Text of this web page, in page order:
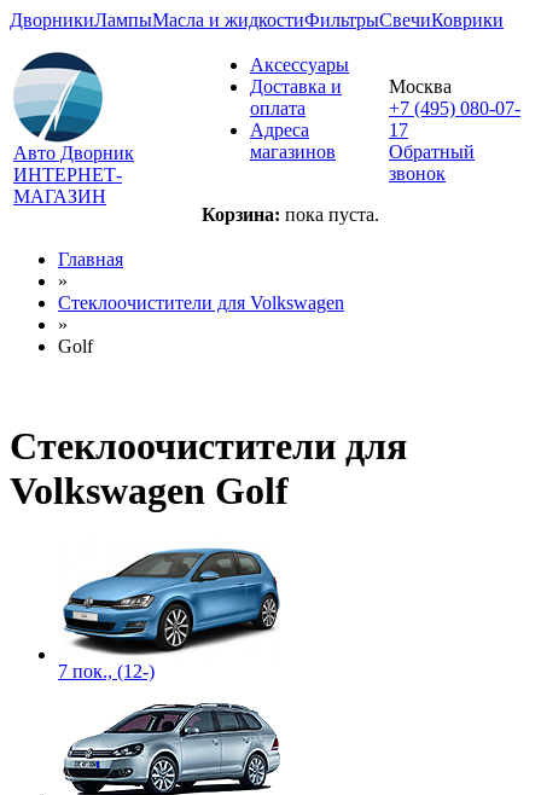
ДворникиЛампыМасла и жидкостиФильтрыСвечиКоврики
Авто Дворник
ИНТЕРНЕТ-
МАГАЗИН
Аксессуары
Доставка и
оплата
Адреса
магазинов
Корзина: пока пуста.
Москва
+7 (495) 080-07-
17
Обратный
звонок
Главная
»
Стеклоочистители для Volkswagen
»
Golf
Стеклоочистители для
Volkswagen Golf
7 пок., (12-)